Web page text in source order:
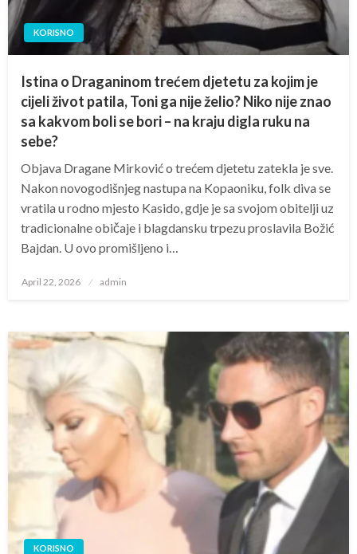
KORISNO
Istina o Draganinom trećem djetetu za kojim je
cijeli život patila, Toni ga nije želio? Niko nije znao
sa kakvom boli se bori – na kraju digla ruku na
sebe?
Objava Dragane Mirković o trećem djetetu zatekla je sve.
Nakon novogodišnjeg nastupa na Kopaoniku, folk diva se
vratila u rodno mjesto Kasido, gdje je sa svojom obitelji uz
tradicionalne običaje i blagdansku trpezu proslavila Božić
Bajdan. U ovo promišljeno i…
Posted
April 22, 2026 admin
KORISNO